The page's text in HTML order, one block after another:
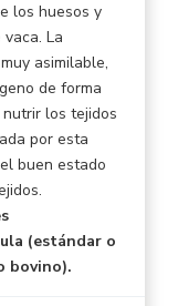
los huesos y
La
asimilable,
de forma
los tejidos
por esta
buen estado
(estándar o
bovino).